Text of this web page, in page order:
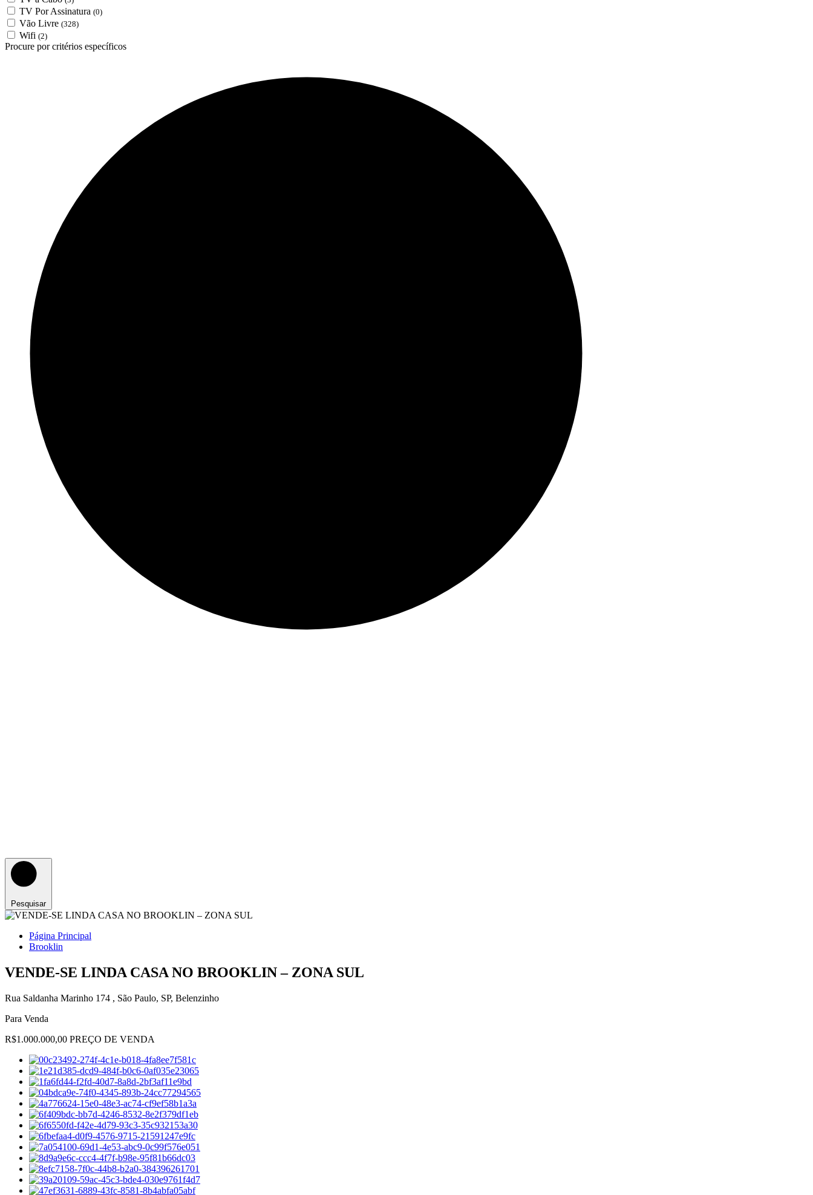
TV Por Assinatura (0)
Vão Livre (328)
Wifi (2)
Procure por critérios específicos
Pesquisar
Página Principal
Brooklin
VENDE-SE LINDA CASA NO BROOKLIN – ZONA SUL
Rua Saldanha Marinho 174 , São Paulo, SP, Belenzinho
Para Venda
R$1.000.000,00 PREÇO DE VENDA